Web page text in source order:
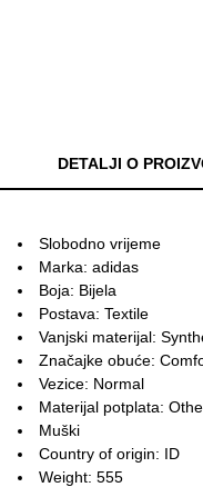
DETALJI O
Slobodno vrijeme
Marka: adidas
Boja: Bijela
Postava: Textile
Vanjski materijal:
Značajke obuće:
Vezice: Normal
Materijal potplata:
Muški
Country of origin: ID
Weight: 555